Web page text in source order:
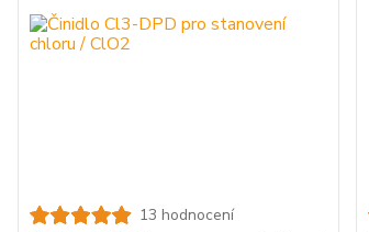
13 hodnocení